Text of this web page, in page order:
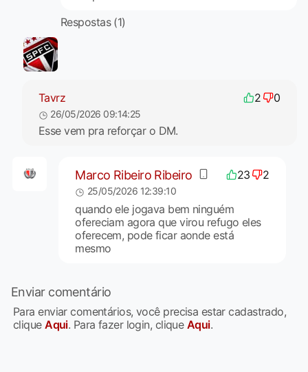
Respostas (1)
Tavrz 2 0
26/05/2026 09:14:25
Esse vem pra reforçar o DM.
Marco Ribeiro Ribeiro 23 2
25/05/2026 12:39:10
quando ele jogava bem ninguém
ofereciam agora que virou refugo eles
oferecem, pode ficar aonde está
mesmo
Enviar comentário
Para enviar comentários, você precisa estar cadastrado,
cliqueAqui. Para fazer login, clique Aqui.